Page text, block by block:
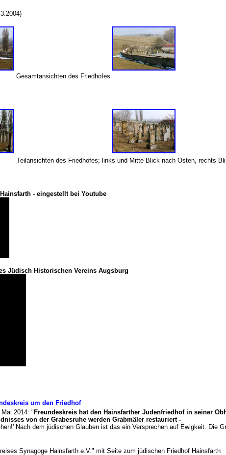
Gesamtansichten des Friedhofes
Teilansichten des Friedhofes; links und Mitte Blick nach Osten, rechts
- eingestellt bei Youtube
Jüdisch Historischen Vereins Augsburg
um den Friedhof
2014: " Freundeskreis hat den Hainsfarther Judenfriedhof in seiner
von der Grabesruhe werden Grabmäler restauriert -
Nach dem jüdischen Glauben ist das ein Versprechen auf Ewigkeit. Die
Synagoge Hainsfarth e.V." mit Seite zum jüdischen Friedhof Hainsfarth